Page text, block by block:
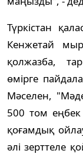
Түркістан
Кенжетай
қолжазба,
өмірге
Мәселен,
500 том еңбек
қоғамдық
әлі зерттеле